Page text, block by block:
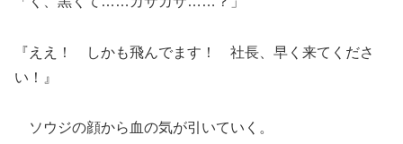
『ええ！ しかも飛んでます！ 社長、早く来てくださ
い！』
ソウジの顔から血の気が引いていく。